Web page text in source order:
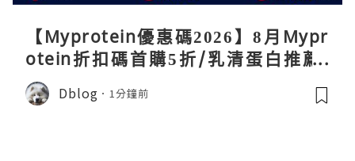
【Myprotein優惠碼2026】8月Mypr
otein折扣碼首購5折/乳清蛋白推薦/
關稅/信用卡優惠實測攻略
Dblog 1分鐘前